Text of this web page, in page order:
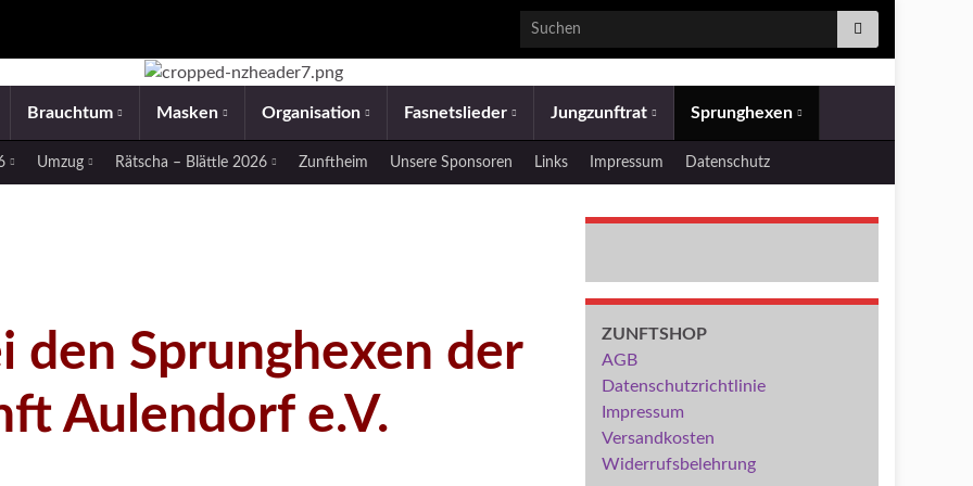
Search for:
Brauchtum Masken Organisation Fasnetslieder Jungzunftrat Sprunghexen
Umzug Rätscha – Blättle 2026 Zunftheim Unsere Sponsoren Links Impressum Datenschutz
den Sprunghexen der
Aulendorf e.V.
ZUNFTSHOP
AGB
Datenschutzrichtlinie
Impressum
Versandkosten
Widerrufsbelehrung